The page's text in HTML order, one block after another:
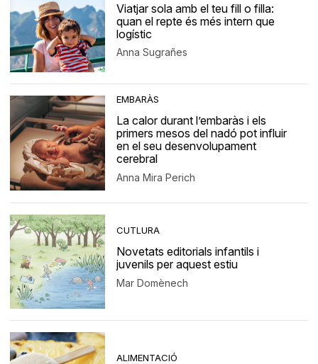
Viatjar sola amb el teu fill o filla:
quan el repte és més intern que
logístic
Anna Sugrañes
EMBARÀS
La calor durant l’embaràs i els
primers mesos del nadó pot influir
en el seu desenvolupament
cerebral
Anna Mira Perich
CUTLURA
Novetats editorials infantils i
juvenils per aquest estiu
Mar Domènech
ALIMENTACIÓ